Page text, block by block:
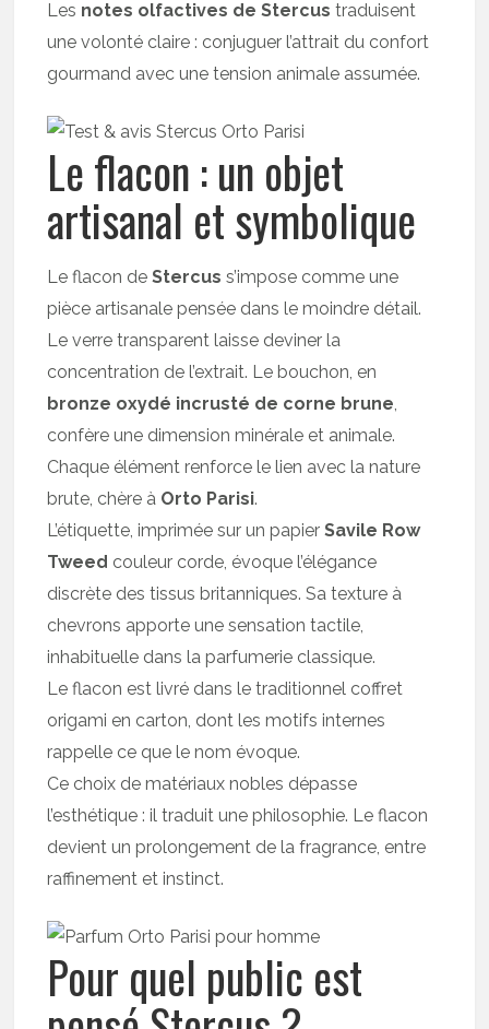
Les notes olfactives de Stercus traduisent
une volonté claire : conjuguer l’attrait du confort
gourmand avec une tension animale assumée.
Le flacon : un objet
artisanal et symbolique
Le flacon deStercus s’impose comme une
pièce artisanale pensée dans le moindre détail.
Le verre transparent laisse deviner la
concentration de l’extrait. Le bouchon, en
bronze oxydé incrusté de corne brune,
confère une dimension minérale et animale.
Chaque élément renforce le lien avec la nature
brute, chère à Orto Parisi.
L’étiquette, imprimée sur un papierSavile Row
Tweed couleur corde, évoque l’élégance
discrète des tissus britanniques. Sa texture à
chevrons apporte une sensation tactile,
inhabituelle dans la parfumerie classique.
Le flacon est livré dans le traditionnel coffret
origami en carton, dont les motifs internes
rappelle ce que le nom évoque.
Ce choix de matériaux nobles dépasse
l’esthétique : il traduit une philosophie. Le flacon
devient un prolongement de la fragrance, entre
raffinement et instinct.
Pour quel public est